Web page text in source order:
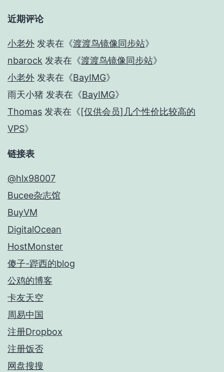
近期评论
小老外 发表在《渡渡鸟镜像同步站》
nbarock 发表在《渡渡鸟镜像同步站》
小老外 发表在《BayIMG》
雨天小猪 发表在《BayIMG》
Thomas 发表在《[仅供会员]几个性价比较高的
VPS》
链接表
@hlx98007
Bucee杂志馆
BuyVM
DigitalOcean
HostMonster
傻子-跸西的blog
公鸡的博客
卡友天空
周易中国
注册Dropbox
注册饭否
网盘搜搜